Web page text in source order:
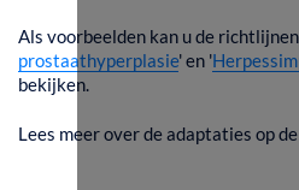
Als voorbeelden kan u de
prostaathyperplasie' en '
bekijken.
Lees meer over de adaptaties op de